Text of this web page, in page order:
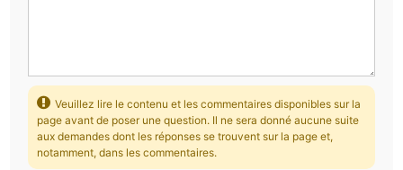
Veuillez lire le contenu et les commentaires disponibles sur la
page avant de poser une question. Il ne sera donné aucune suite
aux demandes dont les réponses se trouvent sur la page et,
notamment, dans les commentaires.